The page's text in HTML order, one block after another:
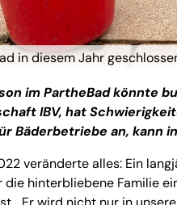
in diesem Jahr
im PartheBad könnte
IBV, hat
Bäderbetriebe an, kann
veränderte alles: Ein
die hinterbliebene Familie